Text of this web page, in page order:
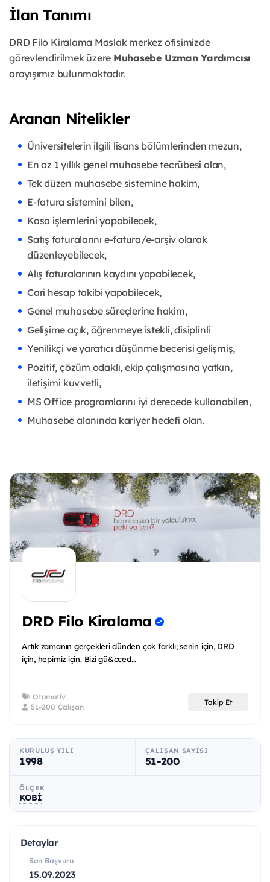
İlan Tanımı
DRD Filo Kiralama Maslak merkez ofisimizde
görevlendirilmek üzere Muhasebe Uzman Yardımcısı
arayışımız bulunmaktadır.
Aranan Nitelikler
Üniversitelerin ilgili lisans bölümlerinden mezun,
En az 1 yıllık genel muhasebe tecrübesi olan,
Tek düzen muhasebe sistemine hakim,
E-fatura sistemini bilen,
Kasa işlemlerini yapabilecek,
Satış faturalarını e-fatura/e-arşiv olarak
düzenleyebilecek,
Alış faturalarının kaydını yapabilecek,
Cari hesap takibi yapabilecek,
Genel muhasebe süreçlerine hakim,
Gelişime açık, öğrenmeye istekli, disiplinli
Yenilikçi ve yaratıcı düşünme becerisi gelişmiş,
Pozitif, çözüm odaklı, ekip çalışmasına yatkın,
iletişimi kuvvetli,
MS Office programlarını iyi derecede kullanabilen,
Muhasebe alanında kariyer hedefi olan.
DRD Filo Kiralama
Artık zamanın gerçekleri dünden çok farklı; senin için, DRD
için, hepimiz için. Bizi gü&cced...
Otomotiv
51-200 Çalışan
Takip Et
KURULUŞ YILI
1998
ÇALIŞAN SAYISI
51-200
ÖLÇEK
KOBİ
Detaylar
Son Başvuru
15.09.2023